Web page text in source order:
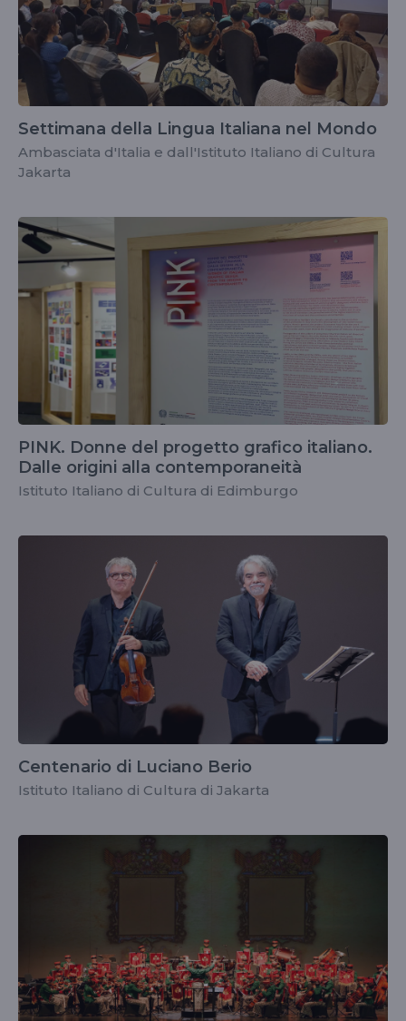
Settimana della Lingua Italiana nel Mondo
Ambasciata d'Italia e dall'Istituto Italiano di Cultura
Jakarta
PINK. Donne del progetto grafico italiano.
Dalle origini alla contemporaneità
Istituto Italiano di Cultura di Edimburgo
Centenario di Luciano Berio
Istituto Italiano di Cultura di Jakarta